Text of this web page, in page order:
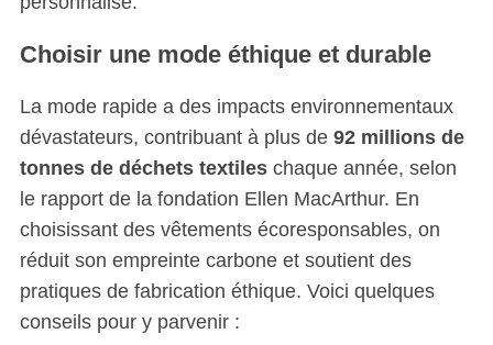
Choisir une mode éthique et durable
La mode rapide a des impacts environnementaux
dévastateurs, contribuant à plus de 92 millions de
tonnes de déchets textileschaque année, selon
le rapport de la fondation Ellen MacArthur. En
choisissant des vêtements écoresponsables, on
réduit son empreinte carbone et soutient des
pratiques de fabrication éthique. Voici quelques
conseils pour y parvenir :